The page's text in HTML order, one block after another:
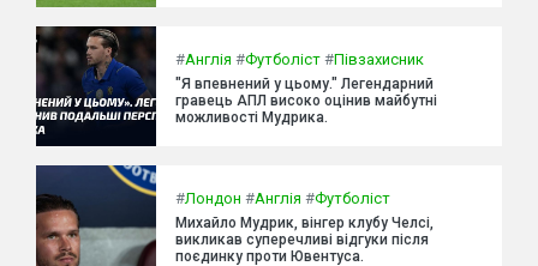
#Англія #Футболіст #Півзахисник
"Я впевнений у цьому." Легендарний
гравець АПЛ високо оцінив майбутні
можливості Мудрика.
#Лондон #Англія #Футболіст
Михайло Мудрик, вінгер клубу Челсі,
викликав суперечливі відгуки після
поєдинку проти Ювентуса.